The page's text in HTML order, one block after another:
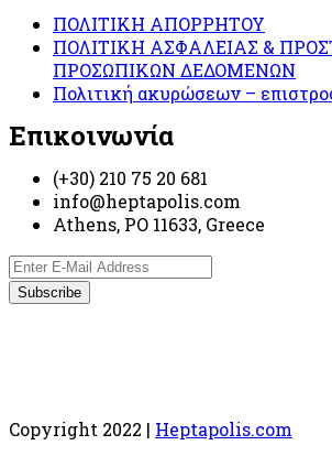
ΠΟΛΙΤΙΚΗ ΑΠΟΡΡΗΤΟΥ
ΠΟΛΙΤΙΚΗ ΑΣΦΑΛΕΙΑΣ &
ΠΡΟΣΩΠΙΚΩΝ ΔΕΔΟΜΕΝΩΝ
Πολιτική ακυρώσεων –
Επικοινωνία
(+30) 210 75 20 681
info@heptapolis.com
Athens, PO 11633, Greece
Copyright 2022 | Heptapolis.com